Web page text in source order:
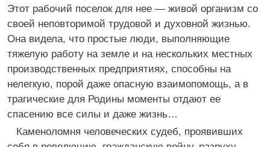
Этот рабочий поселок для нее — живой организм со
своей неповторимой трудовой и духовной жизнью.
Она видела, что простые люди, выполняющие
тяжелую работу на земле и на нескольких местных
производственных предприятиях, способны на
нелегкую, порой даже опасную взаимопомощь, а в
трагические для Родины моменты отдают ее
спасению все силы и даже жизнь…
Каменоломня человеческих судеб, проявивших